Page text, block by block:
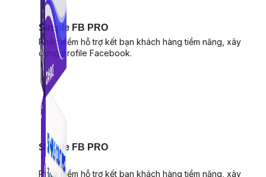
Simple FB PRO
Phần mềm hỗ trợ kết bạn khách hàng tiềm năng, xây
dựng profile Facebook.
Simple FB PRO
Phần mềm hỗ trợ kết bạn khách hàng tiềm năng, xây